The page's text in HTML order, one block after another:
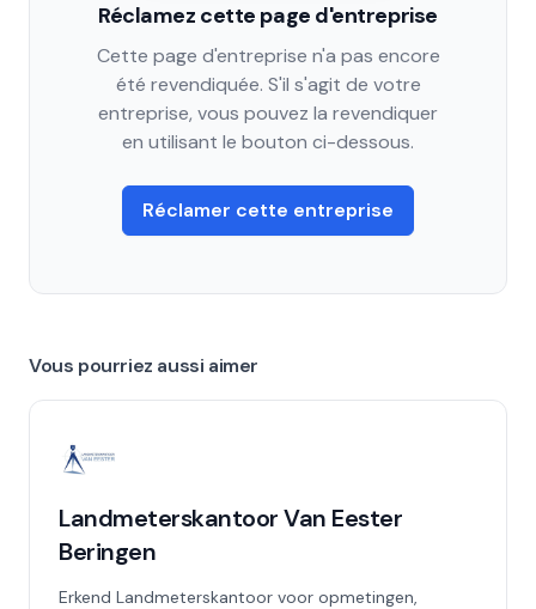
Réclamez cette page d'entreprise
Cette page d'entreprise n'a pas encore
été revendiquée. S'il s'agit de votre
entreprise, vous pouvez la revendiquer
en utilisant le bouton ci-dessous.
Réclamer cette entreprise
Vous pourriez aussi aimer
Landmeterskantoor Van Eester
Beringen
Erkend Landmeterskantoor voor opmetingen,